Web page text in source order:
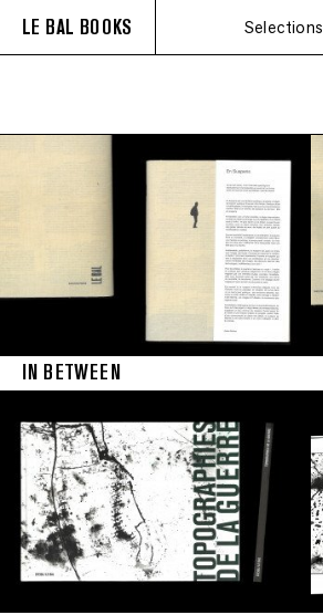
LE BAL BOOKS Selections
IN BETWEEN